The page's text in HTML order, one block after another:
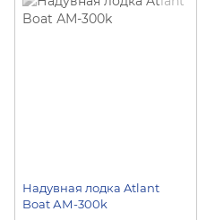
Надувная лодка Atlant
Boat АМ-300k